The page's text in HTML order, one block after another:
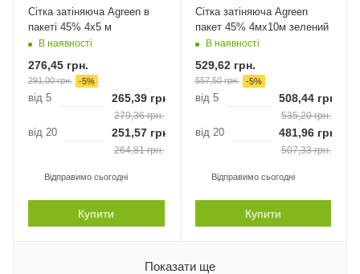
Сітка затіняюча Agreen в
пакеті 45% 4х5 м
В наявності
276,45 грн.
291,00грн. -5%
від 5 265,39 грн.
279,36грн.
від 20 251,57 грн.
264,81грн.
Відправимо сьогодні
Купити
Сітка затіняюча Agreen
пакет 45% 4мх10м зелений
В наявності
529,62грн.
557,50грн. -5%
від 5 508,44грн.
535,20грн.
від 20 481,96грн.
507,33грн.
Відправимо сьогодні
Купити
Показати ще